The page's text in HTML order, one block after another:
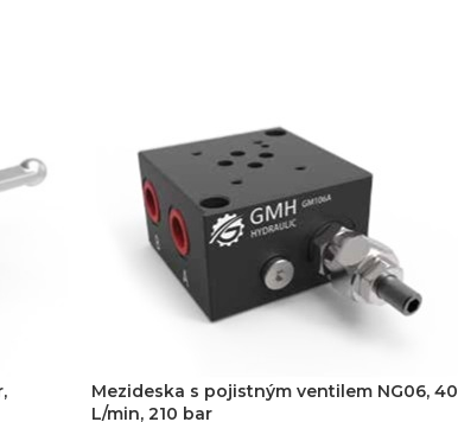
Mezideska s pojistným ventilem NG06, 40
L/min, 210 bar